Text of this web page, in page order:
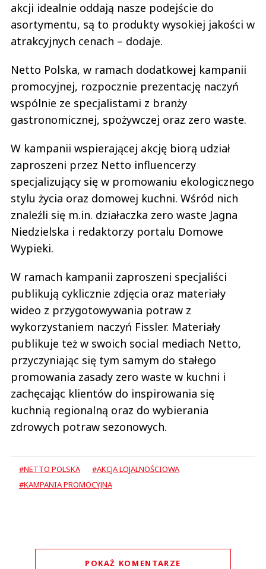
akcji idealnie oddają nasze podejście do
asortymentu, są to produkty wysokiej jakości w
atrakcyjnych cenach – dodaje.
Netto Polska, w ramach dodatkowej kampanii
promocyjnej, rozpocznie prezentację naczyń
wspólnie ze specjalistami z branży
gastronomicznej, spożywczej oraz zero waste.
W kampanii wspierającej akcję biorą udział
zaproszeni przez Netto influencerzy
specjalizujący się w promowaniu ekologicznego
stylu życia oraz domowej kuchni. Wśród nich
znaleźli się m.in. działaczka zero waste Jagna
Niedzielska i redaktorzy portalu Domowe
Wypieki.
W ramach kampanii zaproszeni specjaliści
publikują cyklicznie zdjęcia oraz materiały
wideo z przygotowywania potraw z
wykorzystaniem naczyń Fissler. Materiały
publikuje też w swoich social mediach Netto,
przyczyniając się tym samym do stałego
promowania zasady zero waste w kuchni i
zachęcając klientów do inspirowania się
kuchnią regionalną oraz do wybierania
zdrowych potraw sezonowych.
#NETTO POLSKA
#AKCJA LOJALNOŚCIOWA
#KAMPANIA PROMOCYJNA
POKAŻ KOMENTARZE